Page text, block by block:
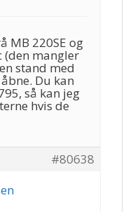
MB 220SE og
(den mangler
stand med
Du kan
så kan jeg
hvis de
#80638